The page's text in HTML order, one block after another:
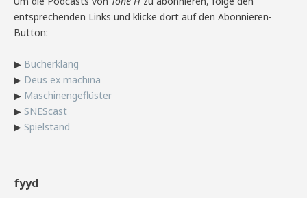
entsprechenden Links und klicke dort auf den Abonnieren-
Button:
▶ Bücherklang
▶ Deus ex machina
▶ Maschinengeflüster
▶ SNEScast
▶ Spielstand
fyyd